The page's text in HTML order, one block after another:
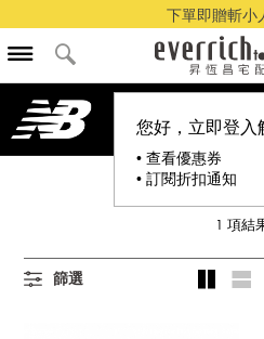
下單即贈斬小
您好，立即登入
• 查看優惠券
• 訂閱折扣通知
NEW
1 項結
篩選